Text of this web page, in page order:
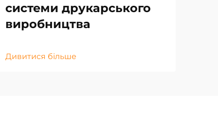
системи друкарського
виробництва
Дивитися більше